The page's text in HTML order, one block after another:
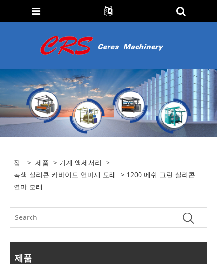
집 > 제품 > 기계 액세서리 >
녹색 실리콘 카바이드 연마재 모래 > 1200 메쉬 그린 실리콘
연마 모래
제품